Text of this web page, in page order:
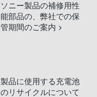
ソニー製品の補修用性
能部品の、弊社での保
管期間のご案内
製品に使用する充電池
のリサイクルについて